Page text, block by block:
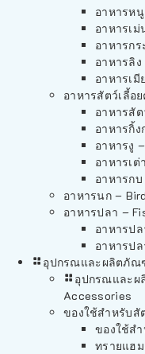
อาหารห
อาหารเม่
อาหารก
อาหารลิง
อาหารเมี
อาหารสัตว์เลี้อ
อาหารสั
อาหารกิ้ง
อาหารงู
อาหารเ
อาหารกบ
อาหารนก –
อาหารปลา –
อาหารปล
อาหารป
อุปกรณและผลิตภัณ
อุปกรณและผ
Accessories
ของใช้สำหรับสั
ของใช้ส
ทรายแฮม